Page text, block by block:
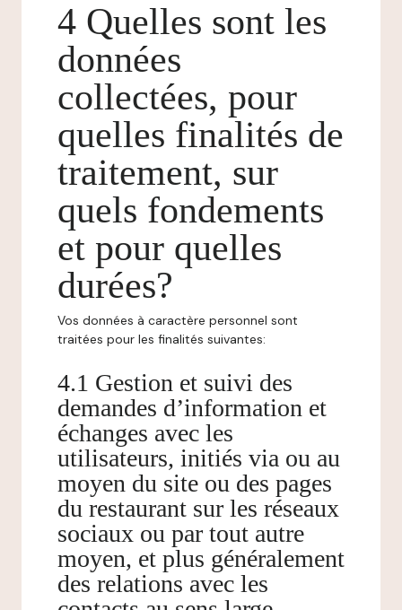
4 Quelles sont les
données
collectées, pour
quelles finalités de
traitement, sur
quels fondements
et pour quelles
durées?
Vos données à caractère personnel sont
traitées pour les finalités suivantes:
4.1 Gestion et suivi des
demandes d’information et
échanges avec les
utilisateurs, initiés via ou au
moyen du site ou des pages
du restaurant sur les réseaux
sociaux ou par tout autre
moyen, et plus généralement
des relations avec les